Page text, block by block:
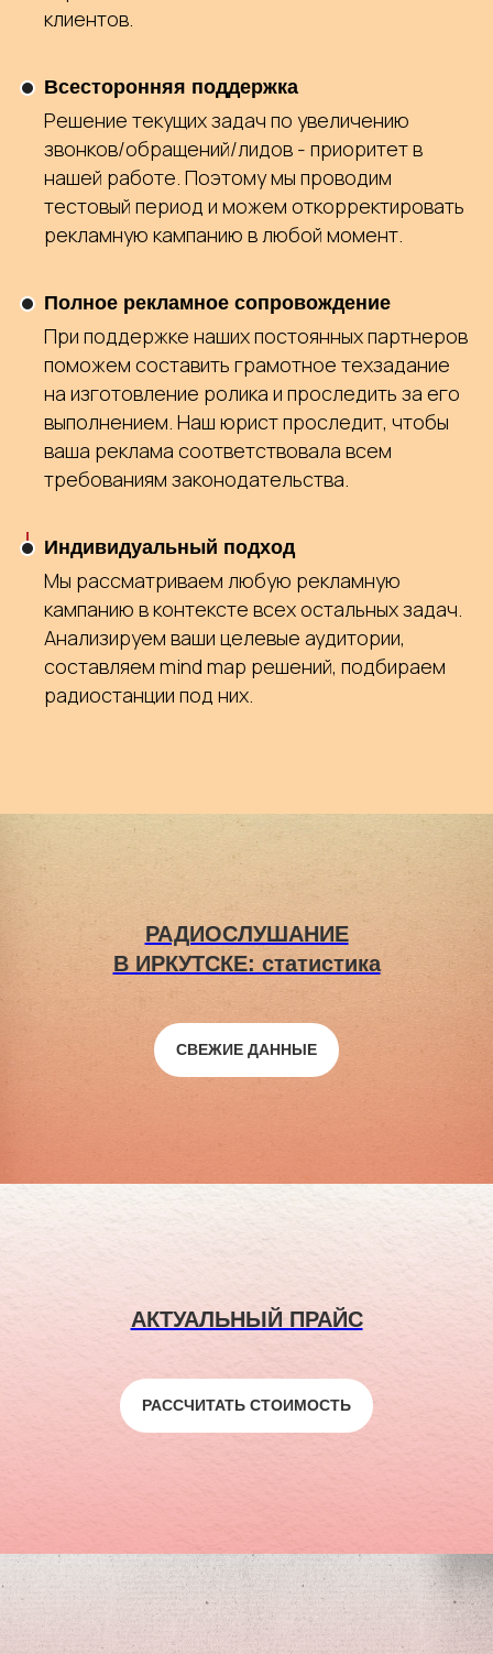
клиентов.
Всесторонняя поддержка
Решение текущих задач по увеличению
звонков/обращений/лидов - приоритет в
нашей работе. Поэтому мы проводим
тестовый период и можем откорректировать
рекламную кампанию в любой момент.
Полное рекламное сопровождение
При поддержке наших постоянных партнеров
поможем составить грамотное техзадание
на изготовление ролика и проследить за его
выполнением. Наш юрист проследит, чтобы
ваша реклама соответствовала всем
требованиям законодательства.
Индивидуальный подход
Мы рассматриваем любую рекламную
кампанию в контексте всех остальных задач.
Анализируем ваши целевые аудитории,
составляем mind map решений, подбираем
радиостанции под них.
РАДИОСЛУШАНИЕ
В ИРКУТСКЕ: статистика
СВЕЖИЕ ДАННЫЕ
АКТУАЛЬНЫЙ ПРАЙС
РАССЧИТАТЬ СТОИМОСТЬ